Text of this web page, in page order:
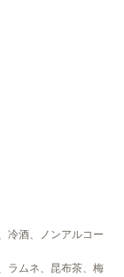
冷酒、ノンアルコー
ラムネ、昆布茶、梅